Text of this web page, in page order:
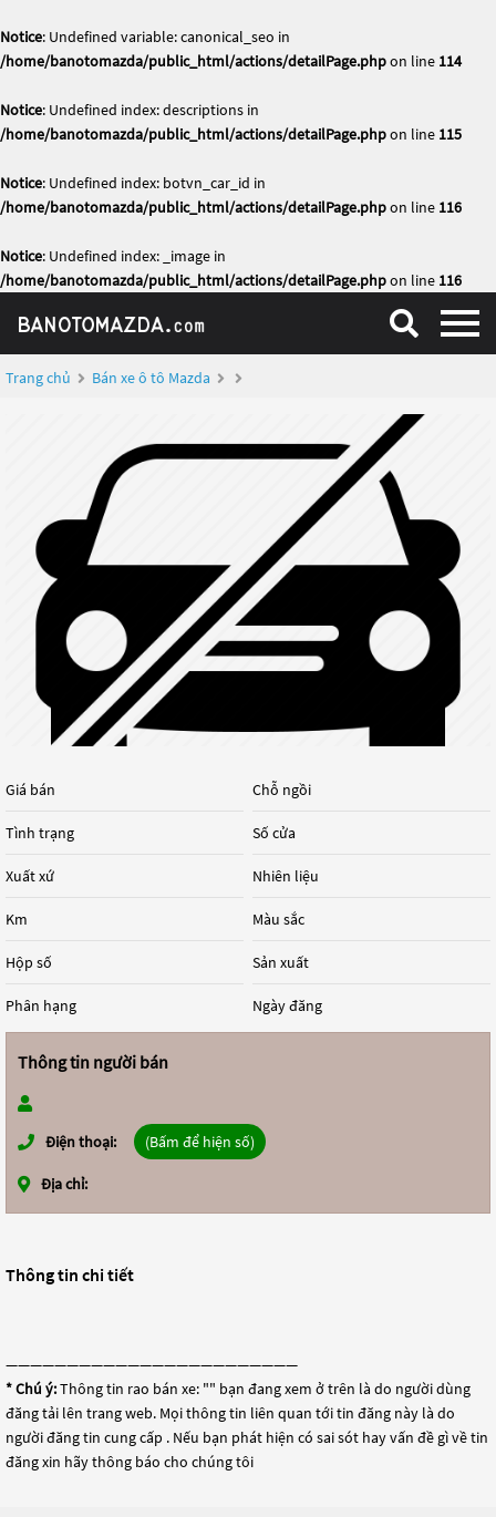
Notice: Undefined variable: canonical_seo in
/home/banotomazda/public_html/actions/detailPage.phpon line 114
Notice: Undefined index: descriptions in
/home/banotomazda/public_html/actions/detailPage.phpon line 115
Notice: Undefined index: botvn_car_id in
/home/banotomazda/public_html/actions/detailPage.phpon line 116
Notice: Undefined index: _image in
/home/banotomazda/public_html/actions/detailPage.phpon line 116
Trang chủ Bán xe ô tô Mazda
Giá bán
Tình trạng
Xuất xứ
Km
Hộp số
Phân hạng
Chỗ ngồi
Số cửa
Nhiên liệu
Màu sắc
Sản xuất
Ngày đăng
Thông tin người bán
Điện thoại: (Bấm để hiện số)
Địa chỉ:
Thông tin chi tiết
————————————————————————
* Chú ý:Thông tin rao bán xe: "" bạn đang xem ở trên là do người dùng
đăng tải lên trang web. Mọi thông tin liên quan tới tin đăng này là do
người đăng tin cung cấp . Nếu bạn phát hiện có sai sót hay vấn đề gì về tin
đăng xin hãy thông báo cho chúng tôi